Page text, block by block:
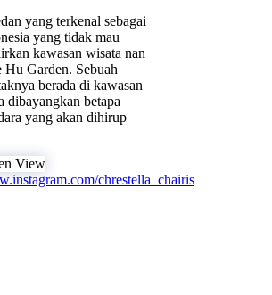
yang terkenal sebagai
yang tidak mau
kawasan wisata nan
Garden. Sebuah
berada di kawasan
dibayangkan betapa
yang akan dihirup
chrestella_chairis